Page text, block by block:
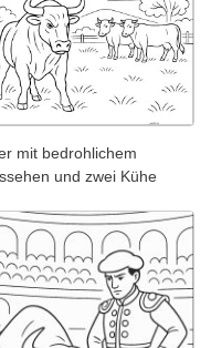
mit bedrohlichem
und zwei Kühe